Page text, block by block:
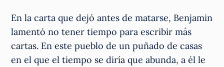
En la carta que dejó antes de matarse, Benjamin
lamentó no tener tiempo para escribir más
cartas. En este pueblo de un puñado de casas
en el que el tiempo se diría que abunda, a él le